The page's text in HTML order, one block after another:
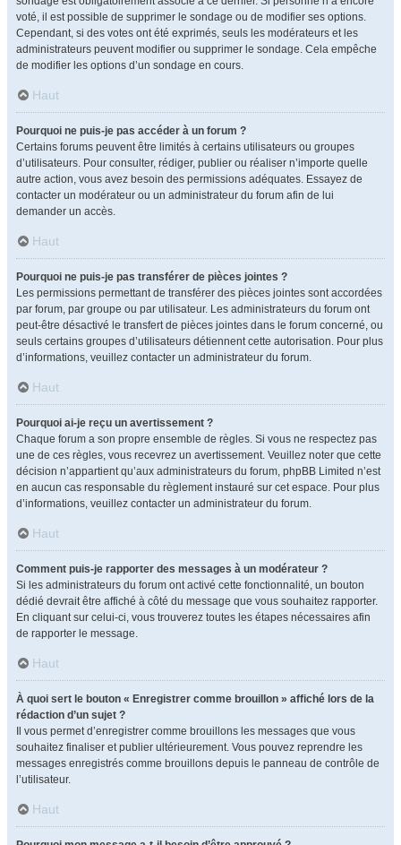
voté, il est possible de supprimer le sondage ou de modifier ses options.
Cependant, si des votes ont été exprimés, seuls les modérateurs et les
administrateurs peuvent modifier ou supprimer le sondage. Cela empêche
de modifier les options d’un sondage en cours.
Haut
Pourquoi ne puis-je pas accéder à un forum ?
Certains forums peuvent être limités à certains utilisateurs ou groupes
d’utilisateurs. Pour consulter, rédiger, publier ou réaliser n’importe quelle
autre action, vous avez besoin des permissions adéquates. Essayez de
contacter un modérateur ou un administrateur du forum afin de lui
demander un accès.
Haut
Pourquoi ne puis-je pas transférer de pièces jointes ?
Les permissions permettant de transférer des pièces jointes sont accordées
par forum, par groupe ou par utilisateur. Les administrateurs du forum ont
peut-être désactivé le transfert de pièces jointes dans le forum concerné, ou
seuls certains groupes d’utilisateurs détiennent cette autorisation. Pour plus
d’informations, veuillez contacter un administrateur du forum.
Haut
Pourquoi ai-je reçu un avertissement ?
Chaque forum a son propre ensemble de règles. Si vous ne respectez pas
une de ces règles, vous recevrez un avertissement. Veuillez noter que cette
décision n’appartient qu’aux administrateurs du forum, phpBB Limited n’est
en aucun cas responsable du règlement instauré sur cet espace. Pour plus
d’informations, veuillez contacter un administrateur du forum.
Haut
Comment puis-je rapporter des messages à un modérateur ?
Si les administrateurs du forum ont activé cette fonctionnalité, un bouton
dédié devrait être affiché à côté du message que vous souhaitez rapporter.
En cliquant sur celui-ci, vous trouverez toutes les étapes nécessaires afin
de rapporter le message.
Haut
À quoi sert le bouton « Enregistrer comme brouillon » affiché lors de la
rédaction d’un sujet ?
Il vous permet d’enregistrer comme brouillons les messages que vous
souhaitez finaliser et publier ultérieurement. Vous pouvez reprendre les
messages enregistrés comme brouillons depuis le panneau de contrôle de
l’utilisateur.
Haut